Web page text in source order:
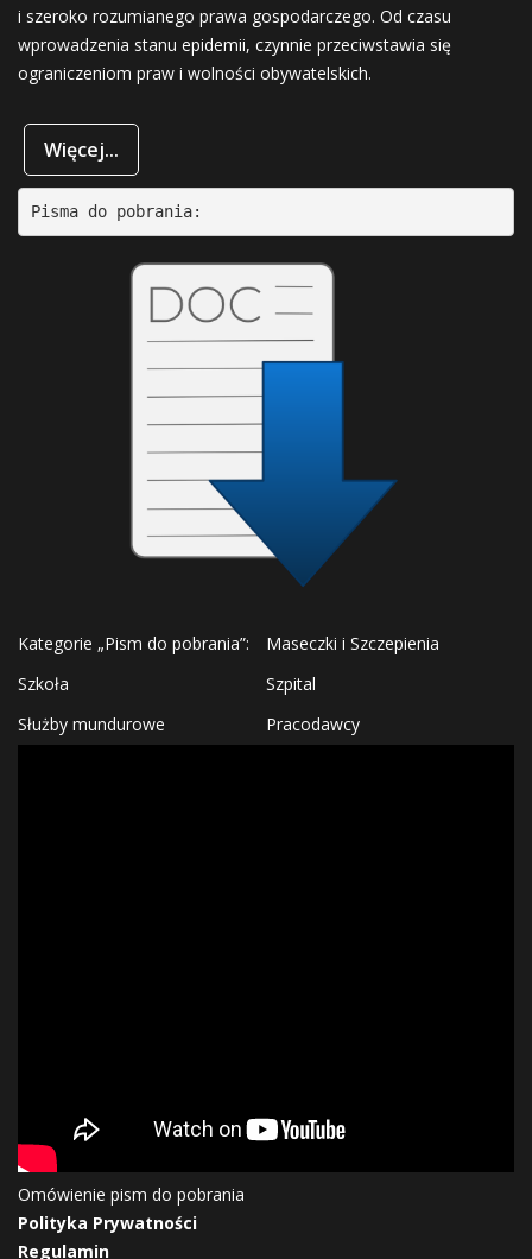
i szeroko rozumianego prawa gospodarczego. Od czasu
wprowadzenia stanu epidemii, czynnie przeciwstawia się
ograniczeniom praw i wolności obywatelskich.
Więcej...
Pisma do pobrania:
Kategorie „Pism do pobrania”:
Maseczki i Szczepienia
Szkoła
Szpital
Służby mundurowe
Pracodawcy
Omówienie pism do pobrania
Polityka Prywatności
Regulamin